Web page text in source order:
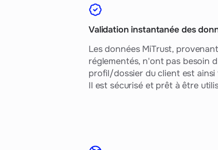
Validation instantanée des
Les données MiTrust,
réglementés, n'ont pas besoin
profil/dossier du client est ainsi
Il est sécurisé et prêt à être